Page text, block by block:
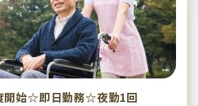
開始☆即日勤務☆夜勤1回